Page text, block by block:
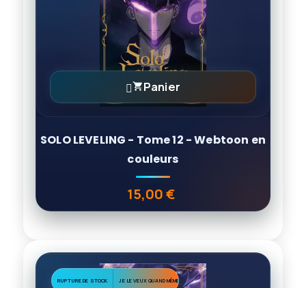
Panier
SOLO LEVELING - Tome 12 - Webtoon en
couleurs
Prix
15,00 €
RUPTURE DE STOCK JE LE VEUX QUAND MÊME